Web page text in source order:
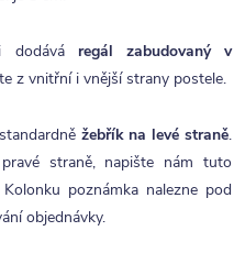
dodává regál zabudovaný v
z vnitřní i vnější strany postele.
žebřík na levé straně.
straně, napište nám tuto
poznámka nalezne pod
objednávky.